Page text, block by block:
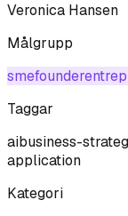
Veronica Hansen
Målgrupp
smefounder
Taggar
aibusiness-
application
Kategori